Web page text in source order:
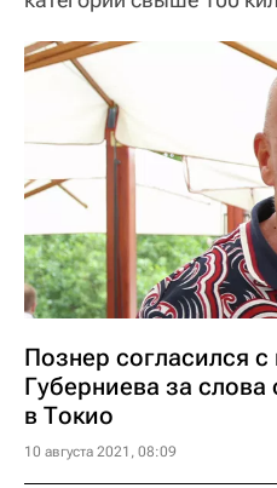
Познер согласился с
Губерниева за
в Токио
10 августа 2021, 08:09